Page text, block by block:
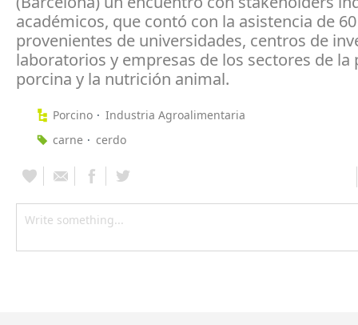
académicos, que contó con la asistencia de
provenientes de universidades, centros de
laboratorios y empresas de los sectores de la
porcina y la nutrición animal.
Porcino
Industria Agroalimentaria
carne
cerdo